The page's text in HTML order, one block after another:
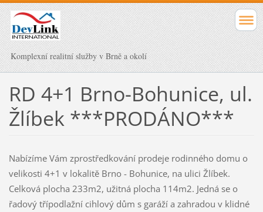
Komplexní realitní služby v Brně a okolí
RD 4+1 Brno-Bohunice, ul.
Žlíbek ***PRODÁNO***
Nabízíme Vám zprostředkování prodeje rodinného domu o
velikosti 4+1 v lokalitě Brno - Bohunice, na ulici Žlíbek.
Celková plocha 233m2, užitná plocha 114m2. Jedná se o
řadový třípodlažní cihlový dům s garáží a zahradou v klidné